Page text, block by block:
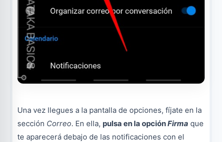
Una vez llegues a la pantalla de opciones, fíjate en la
sección Correo. En ella, pulsa en la opciónFirma que
te aparecerá debajo de las notificaciones con el